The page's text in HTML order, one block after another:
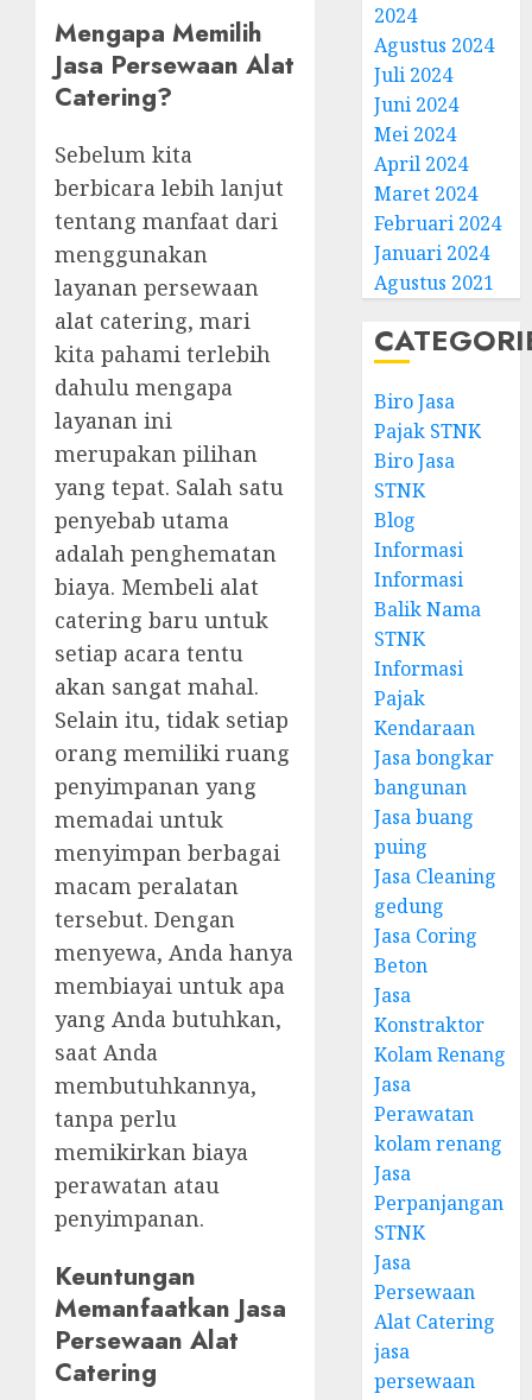
Mengapa Memilih
Jasa Persewaan Alat
Catering?
Sebelum kita
berbicara lebih lanjut
tentang manfaat dari
menggunakan
layanan persewaan
alat catering, mari
kita pahami terlebih
dahulu mengapa
layanan ini
merupakan pilihan
yang tepat. Salah satu
penyebab utama
adalah penghematan
biaya. Membeli alat
catering baru untuk
setiap acara tentu
akan sangat mahal.
Selain itu, tidak setiap
orang memiliki ruang
penyimpanan yang
memadai untuk
menyimpan berbagai
macam peralatan
tersebut. Dengan
menyewa, Anda hanya
membiayai untuk apa
yang Anda butuhkan,
saat Anda
membutuhkannya,
tanpa perlu
memikirkan biaya
perawatan atau
penyimpanan.
Keuntungan
Memanfaatkan Jasa
Persewaan Alat
Catering
2024
Agustus 2024
Juli 2024
Juni 2024
Mei 2024
April 2024
Maret 2024
Februari 2024
Januari 2024
Agustus 2021
Biro Jasa
Pajak STNK
Biro Jasa
STNK
Blog
Informasi
Informasi
Balik Nama
STNK
Informasi
Pajak
Kendaraan
Jasa bongkar
bangunan
Jasa buang
puing
Jasa Cleaning
gedung
Jasa Coring
Beton
Jasa
Konstraktor
Kolam Renang
Jasa
Perawatan
kolam renang
Jasa
Perpanjangan
STNK
Jasa
Persewaan
Alat Catering
jasa
persewaan